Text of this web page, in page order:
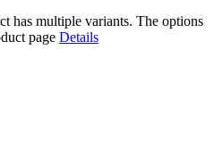
has multiple variants. The options
page Details